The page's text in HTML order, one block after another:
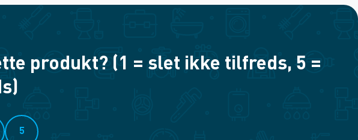
produkt? (1 = slet ikke tilfreds, 5 =
5